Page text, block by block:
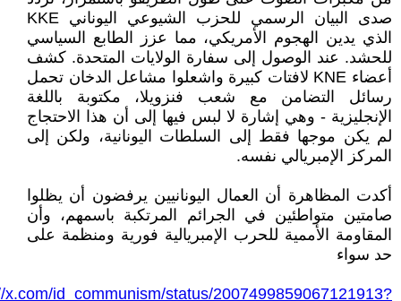
صدى البيان الرسمي للحزب الشيوعي اليوناني KKE
الذي يدين الهجوم الأمريكي، مما عزز الطابع السياسي
للحشد. عند الوصول إلى سفارة الولايات المتحدة. كشف
أعضاء KNE لافتات كبيرة واشعلوا مشاعل الدخان تحمل
رسائل التضامن مع شعب فنزويلا، مكتوبة باللغة
الإنجليزية - وهي إشارة لا لبس فيها إلى أن هذا الاحتجاج
لم يكن موجها فقط إلى السلطات اليونانية، ولكن إلى
المركز الإمبريالي نفسه.
أكدت المظاهرة أن العمال اليونانيين يرفضون أن يظلوا
صامتين متواطئين في الجرائم المرتكبة باسمهم، وأن
المقاومة الأممية للحرب الإمبريالية فورية ومنظمة على
حد سواء
x.com/id_communism/status/2007499859067121913?